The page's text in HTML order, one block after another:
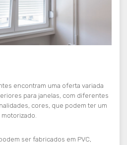
encontram uma oferta variada
para janelas, com diferentes
cores, que podem ter um
ser fabricados em PVC,